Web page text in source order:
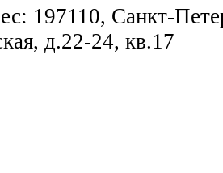
197110, Санкт-
д.22-24, кв.17